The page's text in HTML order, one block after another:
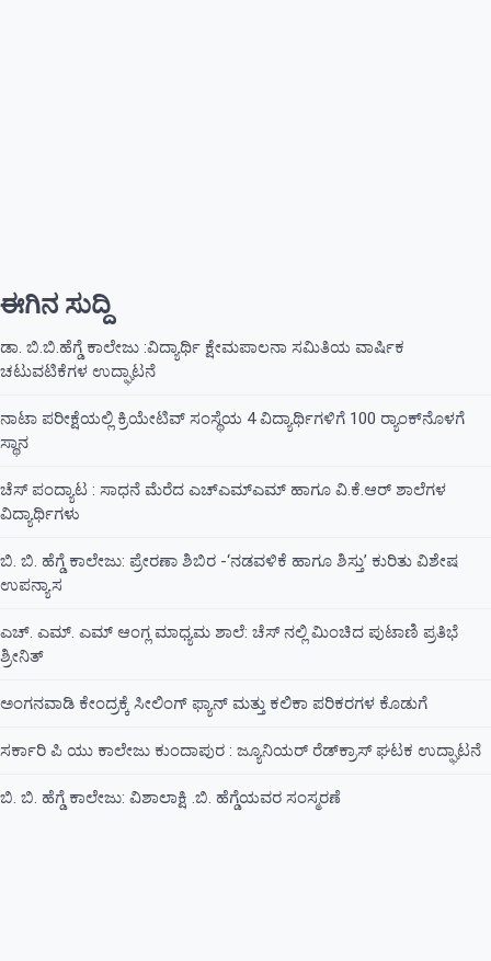
ಈಗಿನ ಸುದ್ದಿ
ಡಾ. ಬಿ.ಬಿ.ಹೆಗ್ಡೆ ಕಾಲೇಜು :ವಿದ್ಯಾರ್ಥಿ ಕ್ಷೇಮಪಾಲನಾ ಸಮಿತಿಯ ವಾರ್ಷಿಕ
ಚಟುವಟಿಕೆಗಳ ಉದ್ಘಾಟನೆ
ನಾಟಾ ಪರೀಕ್ಷೆಯಲ್ಲಿ ಕ್ರಿಯೇಟಿವ್ ಸಂಸ್ಥೆಯ 4 ವಿದ್ಯಾರ್ಥಿಗಳಿಗೆ 100 ರ‍್ಯಾಂಕ್‌ನೊಳಗೆ
ಸ್ಥಾನ
ಚೆಸ್ ಪಂದ್ಯಾಟ : ಸಾಧನೆ ಮೆರೆದ ಎಚ್ಎಮ್ಎಮ್ ಹಾಗೂ ವಿ.ಕೆ.ಆರ್ ಶಾಲೆಗಳ
ವಿದ್ಯಾರ್ಥಿಗಳು
ಬಿ. ಬಿ. ಹೆಗ್ಡೆ ಕಾಲೇಜು: ಪ್ರೇರಣಾ ಶಿಬಿರ -‘ನಡವಳಿಕೆ ಹಾಗೂ ಶಿಸ್ತು’ ಕುರಿತು ವಿಶೇಷ
ಉಪನ್ಯಾಸ
ಎಚ್. ಎಮ್. ಎಮ್ ಆಂಗ್ಲ ಮಾಧ್ಯಮ ಶಾಲೆ: ಚೆಸ್ ನಲ್ಲಿ ಮಿಂಚಿದ ಪುಟಾಣಿ ಪ್ರತಿಭೆ
ಶ್ರೀನಿತ್
ಅಂಗನವಾಡಿ ಕೇಂದ್ರಕ್ಕೆ ಸೀಲಿಂಗ್ ಫ್ಯಾನ್ ಮತ್ತು ಕಲಿಕಾ ಪರಿಕರಗಳ ಕೊಡುಗೆ
ಸರ್ಕಾರಿ ಪಿ ಯು ಕಾಲೇಜು ಕುಂದಾಪುರ : ಜ್ಯೂನಿಯರ್‌ ರೆಡ್‌ಕ್ರಾಸ್‌ ಘಟಕ ಉದ್ಘಾಟನೆ
ಬಿ. ಬಿ. ಹೆಗ್ಡೆ ಕಾಲೇಜು: ವಿಶಾಲಾಕ್ಷಿ .ಬಿ. ಹೆಗ್ಡೆಯವರ ಸಂಸ್ಮರಣೆ